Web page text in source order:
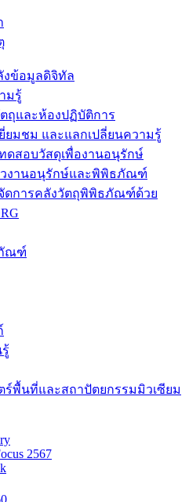
ข้อมูลดิจิทัล
มรู้
ถุและห้องปฏิบัติการ
ยมชม และแลกเปลี่ยนความรู้
ดสอบวัสดุเพื่องานอนุรักษ์
งานอนุรักษ์และพิพิธภัณฑ์
ดการคลังวัตถุพิพิธภัณฑ์ด้วย
ณฑ์
ร์พื้นที่และสถาปัตยกรรมมิวเซียม
2567